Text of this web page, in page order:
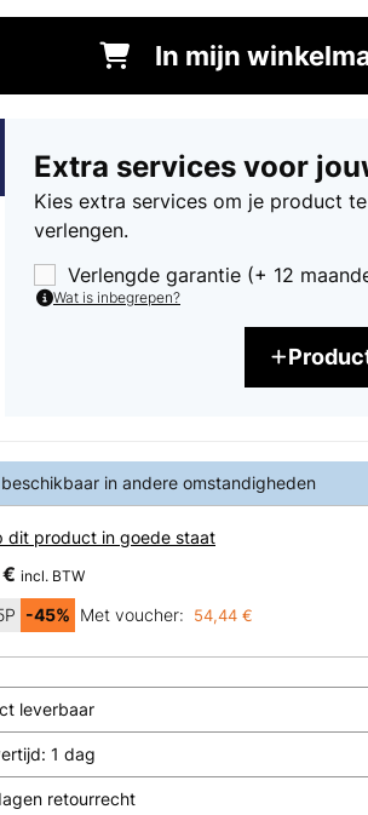
In mijn
Extra services voor
Kies extra services om je product
verlengen.
Verlengde garantie (+ 12
Wat is inbegrepen?
in andere omstandigheden
dit product in goede staat
incl. BTW
-45% Met voucher: 54,44 €
leverbaar
1 dag
retourrecht